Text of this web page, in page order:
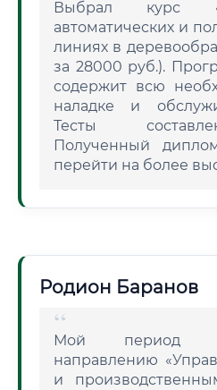
Выбрал курс
автоматических и
линиях в
за 28000 руб.).
содержит всю
наладке и
Тесты
Полученный
перейти на более
Родион Баранов
Мой период
направлению
и